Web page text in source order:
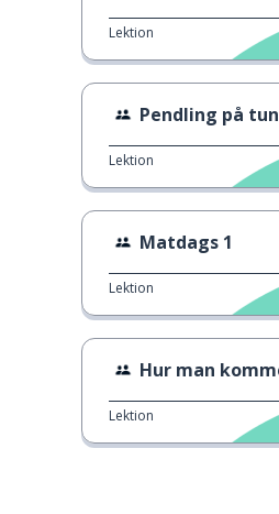
Lektion
Pendling på
Lektion
Matdags 1
Lektion
Hur man kommer
Lektion